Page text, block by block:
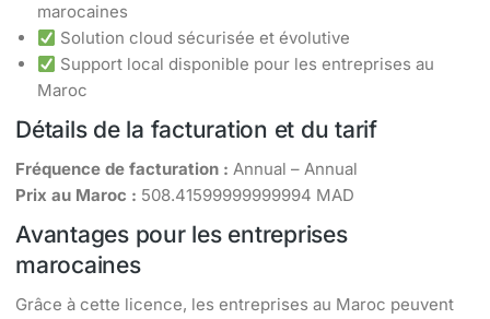
marocaines
Solution cloud sécurisée et évolutive
Support local disponible pour les entreprises au
Maroc
Détails de la facturation et du tarif
Fréquence de facturation : Annual – Annual
Prix au Maroc : 508.41599999999994 MAD
Avantages pour les entreprises
marocaines
Grâce à cette licence, les entreprises au Maroc peuvent